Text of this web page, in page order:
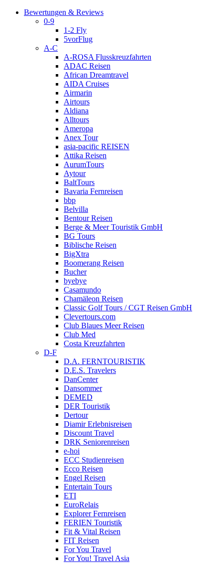
Bewertungen & Reviews
0-9
1-2 Fly
5vorFlug
A-C
A-ROSA Flusskreuzfahrten
ADAC Reisen
African Dreamtravel
AIDA Cruises
Airmarin
Airtours
Aldiana
Alltours
Ameropa
Anex Tour
asia-pacific REISEN
Attika Reisen
AurumTours
Aytour
BaltTours
Bavaria Fernreisen
bbp
Belvilla
Bentour Reisen
Berge & Meer Touristik GmbH
BG Tours
Biblische Reisen
BigXtra
Boomerang Reisen
Bucher
byebye
Casamundo
Chamäleon Reisen
Classic Golf Tours / CGT Reisen GmbH
Clevertours.com
Club Blaues Meer Reisen
Club Med
Costa Kreuzfahrten
D-F
D.A. FERNTOURISTIK
D.E.S. Travelers
DanCenter
Dansommer
DEMED
DER Touristik
Dertour
Diamir Erlebnisreisen
Discount Travel
DRK Seniorenreisen
e-hoi
ECC Studienreisen
Ecco Reisen
Engel Reisen
Entertain Tours
ETI
EuroRelais
Explorer Fernreisen
FERIEN Touristik
Fit & Vital Reisen
FIT Reisen
For You Travel
For You! Travel Asia